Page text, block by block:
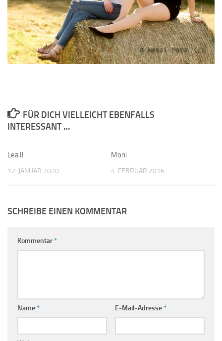
FÜR DICH VIELLEICHT EBENFALLS
INTERESSANT …
Lea II
12. JANUAR 2020
Moni
4. FEBRUAR 2016
SCHREIBE EINEN KOMMENTAR
Kommentar*
Name* E-Mail-Adresse*